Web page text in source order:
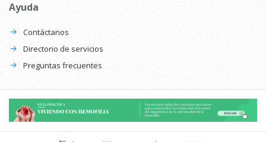
Ayuda
Contáctanos
Directorio de servicios
Preguntas frecuentes